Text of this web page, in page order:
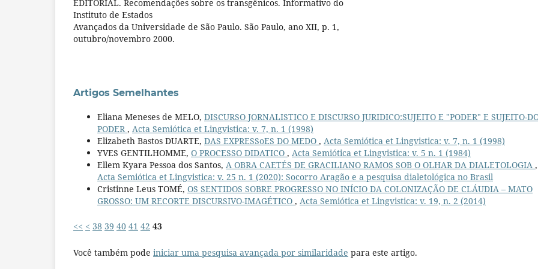
EDITORIAL. Recomendações sobre os transgênicos. Informativo do
Instituto de Estados
Avançados da Universidade de São Paulo. São Paulo, ano XII, p. 1,
outubro/novembro 2000.
Artigos Semelhantes
Eliana Meneses de MELO, DISCURSO JORNALISTICO E DISCURSO JURIDICO:SUJEITO E "PODER" E SUJEITO-
PODER, Acta Semiótica et Lingvistica: v. 7, n. 1 (1998)
Elizabeth Bastos DUARTE, DAS EXPRESSoES DO MEDO , Acta Semiótica et Lingvistica: v. 7, n. 1 (1998)
YVES GENTILHOMME, O PROCESSO DIDATICO , Acta Semiótica et Lingvistica: v. 5 n. 1 (1984)
Ellem Kyara Pessoa dos Santos, A OBRA CAETÉS DE GRACILIANO RAMOS SOB O OLHAR DA DIALETOLOGIA ,
Acta Semiótica et Lingvistica: v. 25 n. 1 (2020): Socorro Aragão e a pesquisa dialetológica no Brasil
Cristinne Leus TOMÉ, OS SENTIDOS SOBRE PROGRESSO NO INÍCIO DA COLONIZAÇÃO DE CLÁUDIA – MATO
GROSSO: UM RECORTE DISCURSIVO-IMAGÉTICO , Acta Semiótica et Lingvistica: v. 19, n. 2 (2014)
<< < 38 39 40 41 42 43
Você também pode iniciar uma pesquisa avançada por similaridade para este artigo.